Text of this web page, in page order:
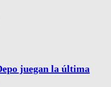
juegan la última